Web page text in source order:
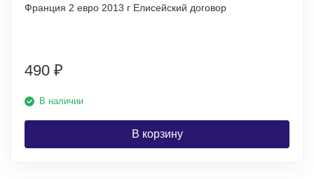
Франция 2 евро 2013 г Елисейский договор
490 ₽
В наличии
В корзину